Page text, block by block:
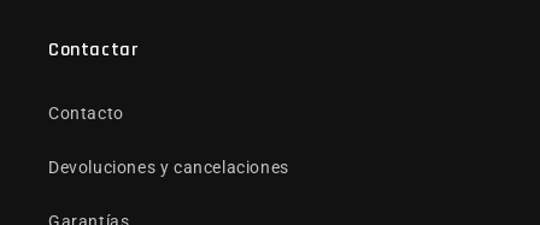
Contactar
Contacto
Devoluciones y cancelaciones